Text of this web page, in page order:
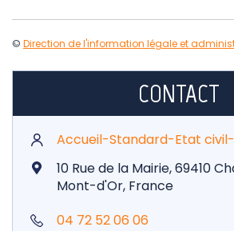
© Direction de l'information légale et
CONTACT
Accueil-Standard-Etat
10 Rue de la Mairie, 69410
Mont-d'Or, France
04 72 52 06 06